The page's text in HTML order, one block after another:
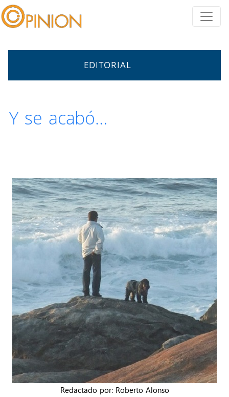
EDITORIAL
Y se acabó…
Redactado por: Roberto Alonso